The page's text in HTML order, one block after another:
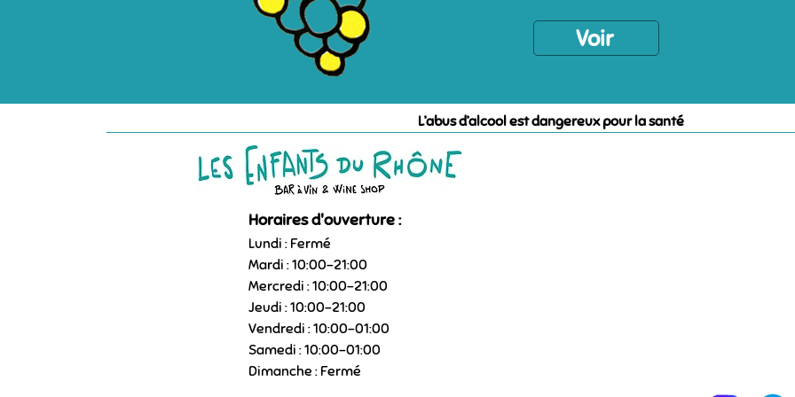
Voir
L’abus d’alcool est dangereux pour la santé
Horaires d'ouverture :
Lundi : Fermé
Mardi : 10:00–21:00
Mercredi : 10:00–21:00
Jeudi : 10:00–21:00
Vendredi : 10:00–01:00
Samedi : 10:00–01:00
Dimanche : Fermé